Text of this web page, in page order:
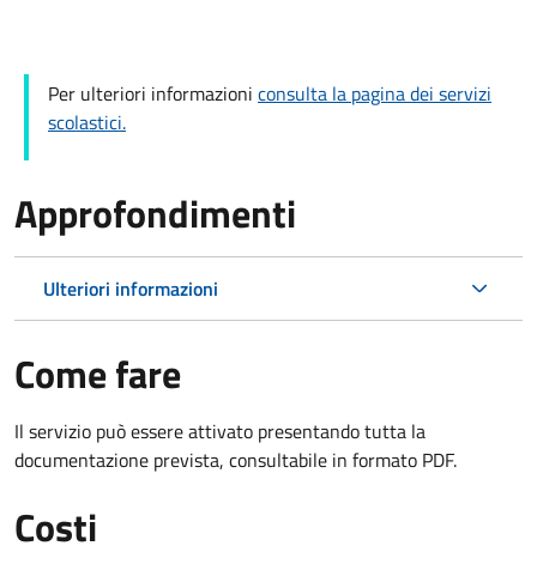
Per ulteriori informazioni consulta la pagina dei servizi
scolastici.
Approfondimenti
Ulteriori informazioni
Come fare
Il servizio può essere attivato presentando tutta la
documentazione prevista, consultabile in formato PDF.
Costi